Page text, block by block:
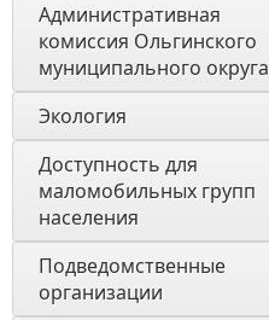
Административная
комиссия Ольгинского
муниципального округа
Экология
Доступность для
маломобильных групп
населения
Подведомственные
организации